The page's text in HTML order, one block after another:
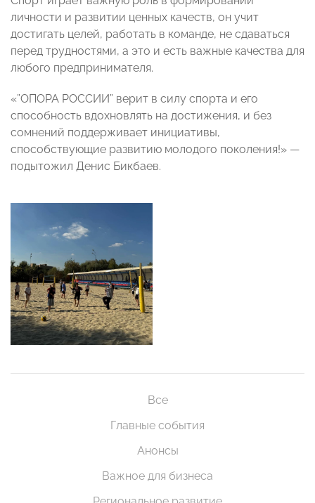
личности и развитии ценных качеств, он учит
достигать целей, работать в команде, не сдаваться
перед трудностями, а это и есть важные качества для
любого предпринимателя.
«”ОПОРА РОССИИ” верит в силу спорта и его
способность вдохновлять на достижения, и без
сомнений поддерживает инициативы,
способствующие развитию молодого поколения!» —
подытожил Денис Бикбаев.
Все
Главные события
Анонсы
Важное для бизнеса